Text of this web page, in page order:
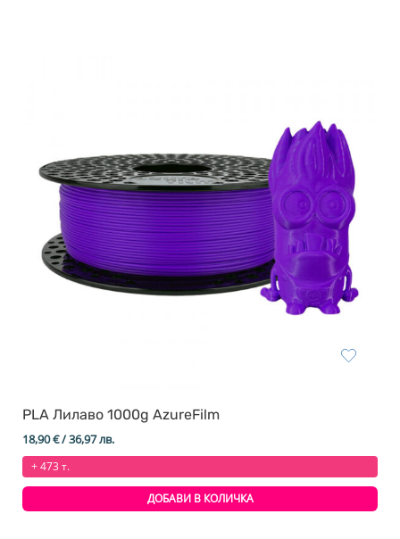
PLA Лилаво 1000g AzureFilm
18,90€/ 36,97 лв.
+ 473 т.
ДОБАВИ В КОЛИЧКА